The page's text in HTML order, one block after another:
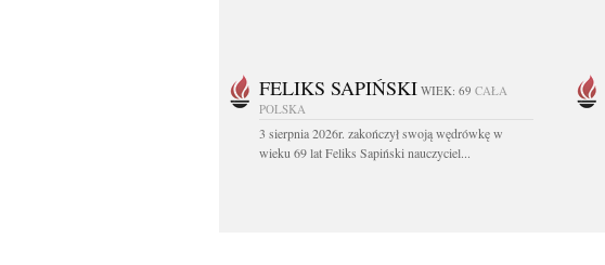
FELIKS SAPIŃSKI WIEK: 69 CAŁA
POLSKA
3 sierpnia 2026r. zakończył swoją wędrówkę w
wieku 69 lat Feliks Sapiński nauczyciel...